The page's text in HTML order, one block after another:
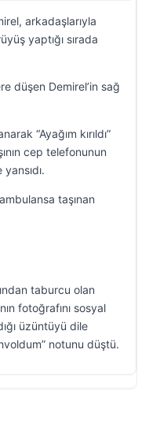
arkadaşlarıyla
yaptığı sırada
düşen Demirel’in sağ
“Ayağım kırıldı”
cep telefonunun
taşınan
taburcu olan
fotoğrafını sosyal
üzüntüyü dile
notunu düştü.